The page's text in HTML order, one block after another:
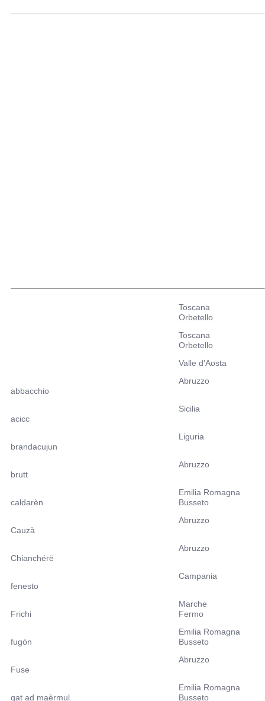
Toscana
Orbetello
Toscana
Orbetello
Valle d'Aosta
abbacchio
Abruzzo
acicc
Sicilia
brandacujun
Liguria
brutt
Abruzzo
caldarèn
Emilia Romagna
Busseto
Cauzà
Abruzzo
Chianchérë
Abruzzo
fenesto
Campania
Frichi
Marche
Fermo
fugòn
Emilia Romagna
Busseto
Fuse
Abruzzo
gat ad maèrmul
Emilia Romagna
Busseto